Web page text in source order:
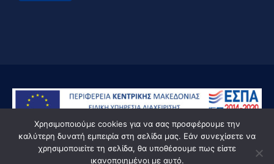
Χρησιμοποιούμε cookies για να σας προσφέρουμε την
καλύτερη δυνατή εμπειρία στη σελίδα μας. Εάν συνεχίσετε να
χρησιμοποιείτε τη σελίδα, θα υποθέσουμε πως είστε
ικανοποιημένοι με αυτό.